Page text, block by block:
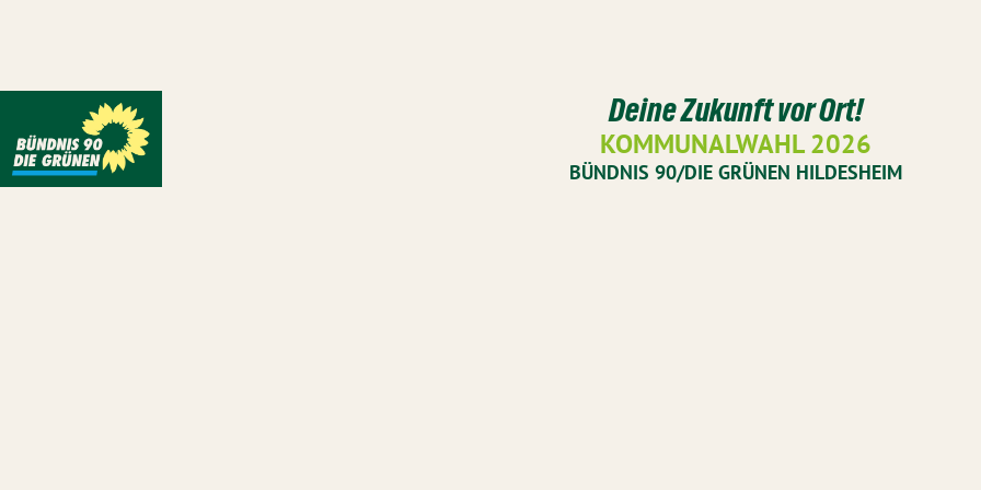
Deine Zukunft vor Ort!
KOMMUNALWAHL 2026
BÜNDNIS 90/DIE GRÜNEN HILDESHEIM